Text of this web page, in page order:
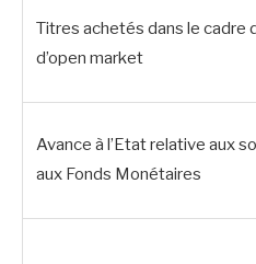
Titres achetés dans le cadre
d’open market
Avance à l’Etat relative aux
aux Fonds Monétaires